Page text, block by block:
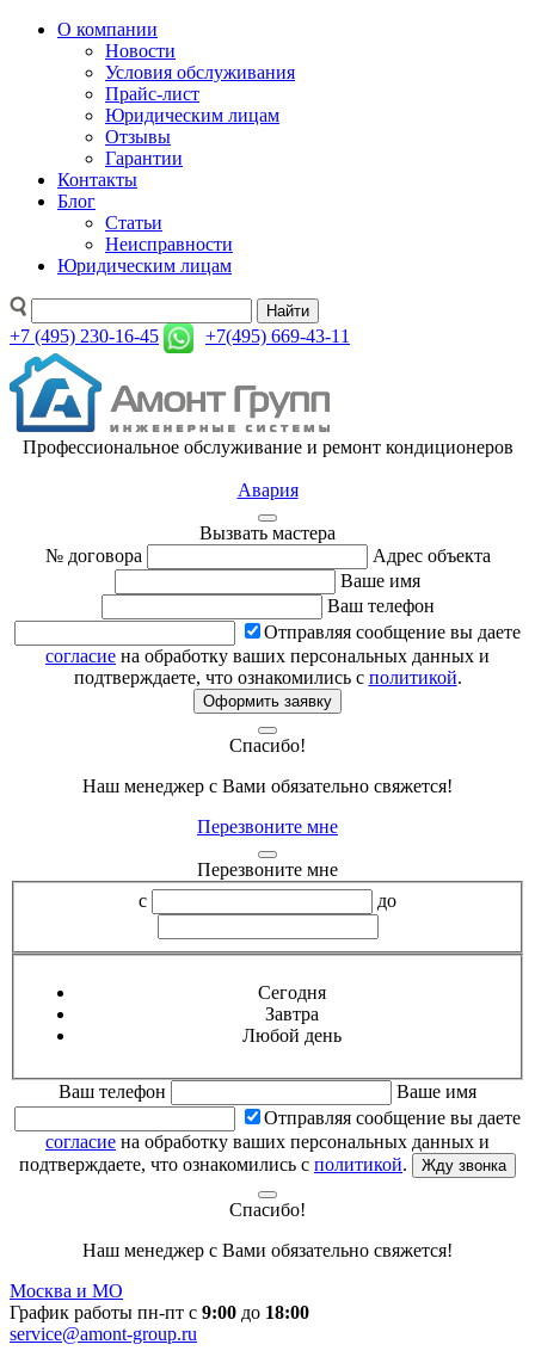
О компании
Новости
Условия обслуживания
Прайс-лист
Юридическим лицам
Отзывы
Гарантии
Контакты
Блог
Статьи
Неисправности
Юридическим лицам
Найти
+7 (495) 230-16-45 +7(495) 669-43-11
Профессиональное обслуживание и ремонт кондиционеров
Авария
Вызвать мастера
№ договора
Адрес объекта
Ваше имя
Ваш телефон
Отправляя сообщение вы даете
согласие на обработку ваших персональных данных и
подтверждаете, что ознакомились с политикой.
Оформить заявку
Спасибо!
Наш менеджер с Вами обязательно свяжется!
Перезвоните мне
Перезвоните мне
с
до
Сегодня
Завтра
Любой день
Ваш телефон
Ваше имя
Отправляя сообщение вы даете
согласие на обработку ваших персональных данных и
подтверждаете, что ознакомились с политикой. Жду звонка
Спасибо!
Наш менеджер с Вами обязательно свяжется!
Москва и МО
График работы пн-пт с 9:00 до 18:00
service@amont-group.ru